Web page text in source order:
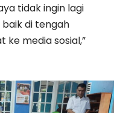
tidak ingin lagi
di tengah
media sosial,”